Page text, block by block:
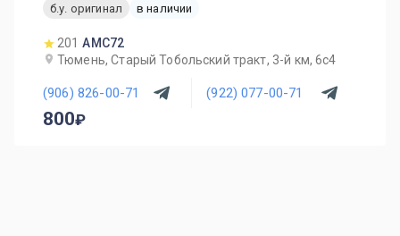
б.у. оригинал
в наличии
201 AMC72
Тюмень, Старый Тобольский тракт, 3-й км, 6с4
(906) 826-00-71 (922) 077-00-71
800